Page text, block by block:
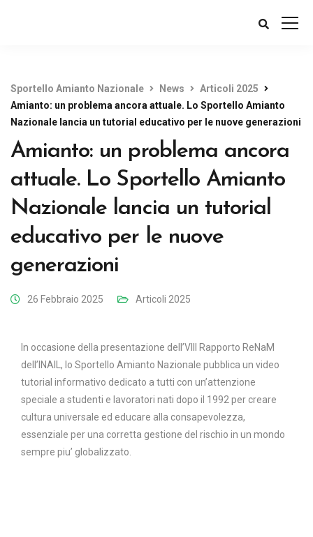
Sportello Amianto Nazionale News
Articoli 2025
Amianto: un problema ancora attuale. Lo Sportello Amianto
Nazionale lancia un tutorial educativo per le nuove generazioni
Amianto: un problema ancora
attuale. Lo Sportello Amianto
Nazionale lancia un tutorial
educativo per le nuove
generazioni
26 Febbraio 2025 Articoli 2025
In occasione della presentazione dell’VIII Rapporto ReNaM
dell’INAIL, lo Sportello Amianto Nazionale pubblica un video
tutorial informativo dedicato a tutti con un’attenzione
speciale a studenti e lavoratori nati dopo il 1992 per creare
cultura universale ed educare alla consapevolezza,
essenziale per una corretta gestione del rischio in un mondo
sempre piu’ globalizzato.